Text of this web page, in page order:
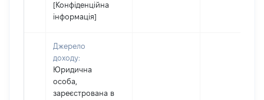
[Конфіденційна
інформація]
Джерело
доходу:
Юридична
особа,
зареєстрована в